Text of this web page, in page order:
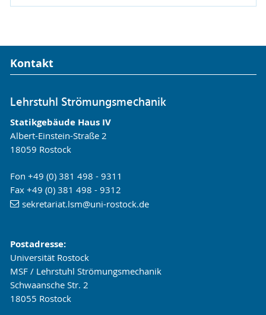
Kontakt
Lehrstuhl Strömungsmechanik
Statikgebäude Haus IV
Albert-Einstein-Straße 2
18059 Rostock
Fon +49 (0) 381 498 - 9311
Fax +49 (0) 381 498 - 9312
sekretariat.lsm@uni-rostock.de
Postadresse:
Universität Rostock
MSF / Lehrstuhl Strömungsmechanik
Schwaansche Str. 2
18055 Rostock